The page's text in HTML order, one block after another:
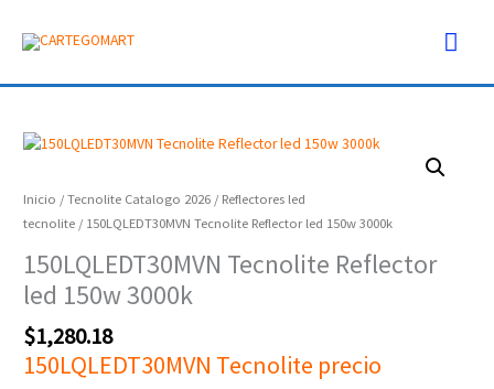
Inicio /Tecnolite Catalogo 2026 / Reflectores led
tecnolite / 150LQLEDT30MVN Tecnolite Reflector led 150w 3000k
150LQLEDT30MVN Tecnolite Reflector
led 150w 3000k
$1,280.18
150LQLEDT30MVN Tecnolite precio
150LQLEDT30MVN
Reflector
led
3000k
cantidad